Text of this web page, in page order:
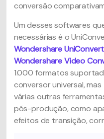
conversão
Um desses softwares
necessárias é o
Wondershare
Wondershare Video
1.000 formatos
conversor universal,
várias outras
pós-produção, como
efeitos de transição,